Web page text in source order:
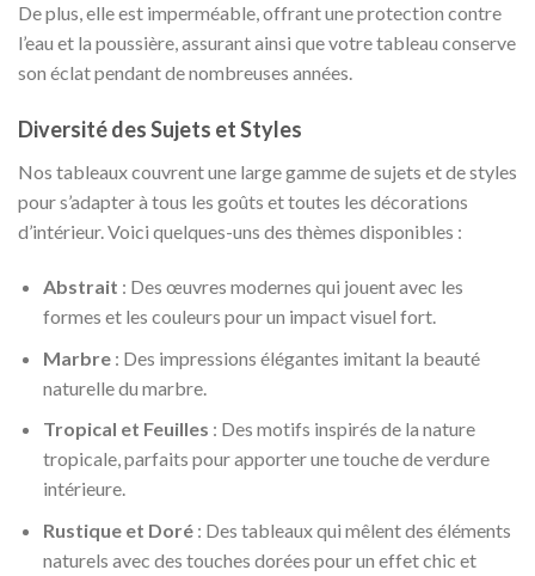
De plus, elle est imperméable, offrant une protection contre
l’eau et la poussière, assurant ainsi que votre tableau conserve
son éclat pendant de nombreuses années.
Diversité des Sujets et Styles
Nos tableaux couvrent une large gamme de sujets et de styles
pour s’adapter à tous les goûts et toutes les décorations
d’intérieur. Voici quelques-uns des thèmes disponibles :
Abstrait : Des œuvres modernes qui jouent avec les
formes et les couleurs pour un impact visuel fort.
Marbre: Des impressions élégantes imitant la beauté
naturelle du marbre.
Tropical et Feuilles : Des motifs inspirés de la nature
tropicale, parfaits pour apporter une touche de verdure
intérieure.
Rustique et Doré: Des tableaux qui mêlent des éléments
naturels avec des touches dorées pour un effet chic et